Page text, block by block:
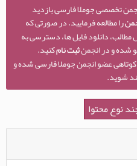
تخصصی جوملا فارسی بازدید
را مطالعه فرمایید. در صورتی که
دانلود فایل ها، دسترسی به
شده و در انجمنثبت نامکنید.
عضو انجمن جوملا فارسی شده و
شوید.
نوع محتوا